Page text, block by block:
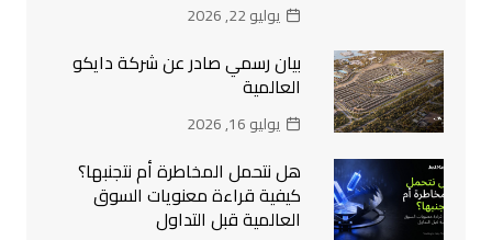
يوليو 22, 2026
بيان رسمي صادر عن شركة دايكو
العالمية
يوليو 16, 2026
هل نتحمل المخاطرة أم نتجنبها؟
كيفية قراءة معنويات السوق
العالمية قبل التداول